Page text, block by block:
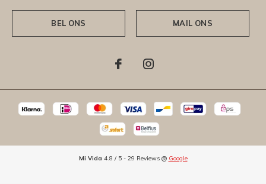
BEL ONS MAIL ONS
Mi Vida 4.8 / 5- 29 Reviews @ Google